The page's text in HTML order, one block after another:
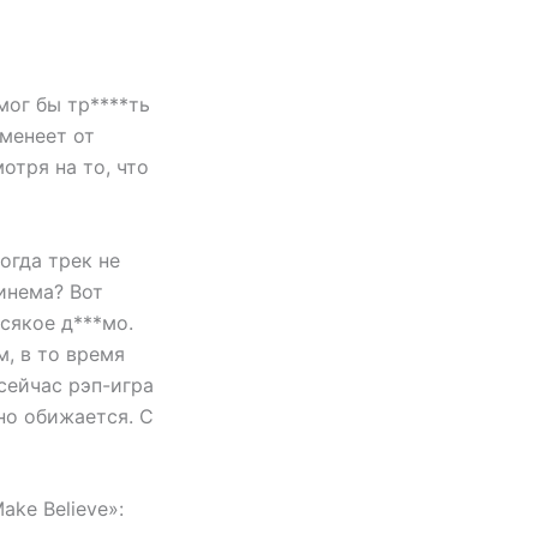
бы тр****ть
от
на то, что
трек не
Вот
д***мо.
в то время
рэп-игра
обижается. С
Believe»: